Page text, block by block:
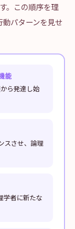
。この順序を理
パターンを見せ
能
ら発達し始
スさせ、論理
学者に新たな